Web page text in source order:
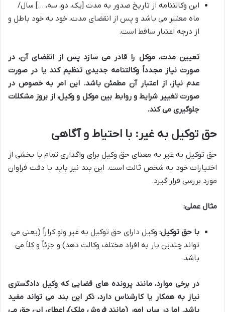
این وکالتنامه از تاریخ صدور به مدت [یک، دو، سه، …] سال/
ماه معتبر می باشد و پس از انقضای مدت، خود به خود باطل و
از درجه اعتبار ساقط است.
تعیین مدت، موکل را قادر می سازد پس از انقضای آن، در
صورت نیاز مجدداً وکالتنامه جدیدی تنظیم کند یا در صورت
عدم نیاز، از اعتبار آن مطمئن باشد. این امر به خصوص در
صورت تغییر شرایط و روابط بین موکل و وکیل، از بروز مشکلات
جلوگیری می کند.
حق توکیل به غیر: با احتیاط و آگاهی
حق توکیل به غیر به معنای حق وکیل برای واگذاری تمام یا بخشی از
اختیارات خود به شخص ثالث است. این بند نیز باید با دقت فراوان
مورد بررسی قرار گیرد.
مثال عملی:
با حق توکیل: وکیل دارای حق توکیل به غیر ولو کراراً (یعنی می
تواند چندین بار به افراد مختلف وکالت دهد) و جزئاً و کلاً می
باشد.
در برخی موارد، مانند پرونده های قضایی که وکیل دادگستری
نیاز به همکار یا کارشناس دارد، ذکر این بند می تواند مفید
باشد. اما در سایر امور (مانند فروش ملک)، اعطای این حق می